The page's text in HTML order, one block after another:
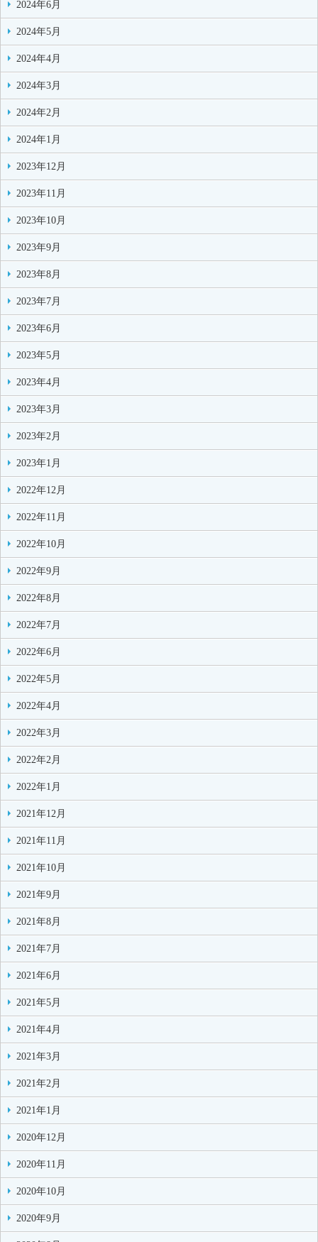
2024年6月
2024年5月
2024年4月
2024年3月
2024年2月
2024年1月
2023年12月
2023年11月
2023年10月
2023年9月
2023年8月
2023年7月
2023年6月
2023年5月
2023年4月
2023年3月
2023年2月
2023年1月
2022年12月
2022年11月
2022年10月
2022年9月
2022年8月
2022年7月
2022年6月
2022年5月
2022年4月
2022年3月
2022年2月
2022年1月
2021年12月
2021年11月
2021年10月
2021年9月
2021年8月
2021年7月
2021年6月
2021年5月
2021年4月
2021年3月
2021年2月
2021年1月
2020年12月
2020年11月
2020年10月
2020年9月